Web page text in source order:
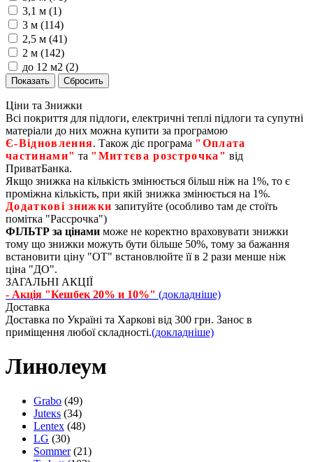
3,1 м (1)
3 м (114)
2,5 м (41)
2 м (142)
до 12 м2 (2)
Ціни та Знижки
Всі покриття для підлоги, електричні теплі підлоги та супутні
матеріали до них можна купити за програмою
Є‑Відновлення. Також діє програма "Оплата
частинами" та "Миттєва розстрочка" від
ПриватБанка.
Якщо знижка на кількість змінюється більш ніж на 1%, то є
проміжна кількість, при якій знижка змінюється на 1%.
Додаткові знижки запитуйте (особливо там де стоїть
помітка "Рассрочка")
ФІЛЬТР за цінами може не коректно враховувати знижки
тому що знижки можуть бути більше 50%, тому за бажання
встановити ціну "ОТ" встановлюйте її в 2 рази менше ніж
ціна "ДО".
ЗАГАЛЬНІ АКЦІЇ
- Акція "Кешбек 20% и 10%" (докладніше)
Доставка
Доставка по Україні та Харкові від 300 грн. Занос в
приміщення любої складності.(докладніше)
Линолеум
Grabo (49)
Juteкs (34)
Lentex (48)
LG (30)
Sommer (21)